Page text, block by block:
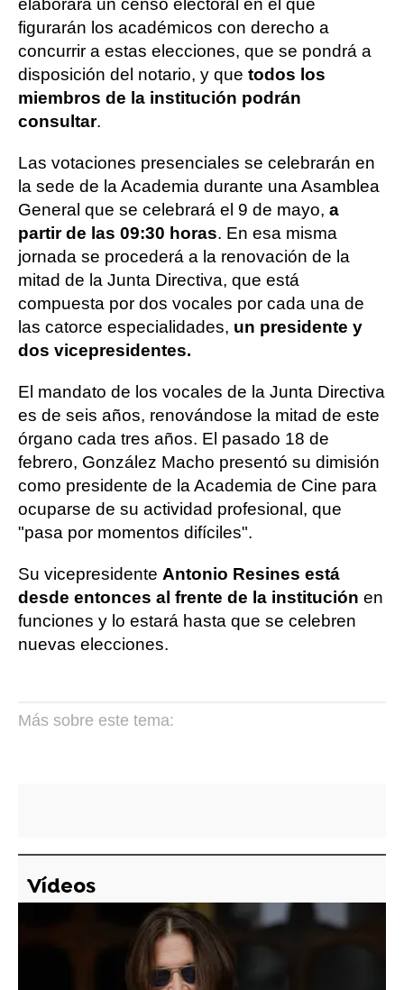
elaborará un censo electoral en el que
figurarán los académicos con derecho a
concurrir a estas elecciones, que se pondrá a
disposición del notario, y que todos los
miembros de la institución podrán
consultar.
Las votaciones presenciales se celebrarán en
la sede de la Academia durante una Asamblea
General que se celebrará el 9 de mayo, a
partir de las 09:30 horas. En esa misma
jornada se procederá a la renovación de la
mitad de la Junta Directiva, que está
compuesta por dos vocales por cada una de
las catorce especialidades, un presidente y
dos vicepresidentes.
El mandato de los vocales de la Junta Directiva
es de seis años, renovándose la mitad de este
órgano cada tres años. El pasado 18 de
febrero, González Macho presentó su dimisión
como presidente de la Academia de Cine para
ocuparse de su actividad profesional, que
"pasa por momentos difíciles".
Su vicepresidente Antonio Resines está
desde entonces al frente de la institución en
funciones y lo estará hasta que se celebren
nuevas elecciones.
Más sobre este tema:
Vídeos